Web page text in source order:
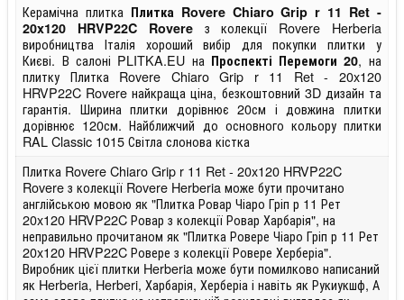
Керамічна плитка Плитка Rovere Chiaro Grip r 11 Ret -
20x120 HRVP22C Rovereз колекції Rovere Herberia
виробництва Італія хороший вибір для покупки плитки у
Києві. В салоні PLITKA.EU на Проспекті Перемоги 20, на
плитку Плитка Rovere Chiaro Grip r 11 Ret - 20x120
HRVP22C Rovere найкраща ціна, безкоштовний 3D дизайн та
гарантія. Ширина плитки дорівнює 20см і довжина плитки
дорівнює 120см. Найближчий до основного кольору плитки
RAL Classic 1015 Світла слонова кістка
Плитка Rovere Chiaro Grip r 11 Ret - 20x120 HRVP22C
Rovere з колекції Rovere Herberia може бути прочитано
англійською мовою як "Плитка Ровар Чіаро Гріп р 11 Рет
20x120 HRVP22C Ровар з колекції Ровар Харбарія", на
неправильно прочитаном як "Плитка Ровере Чіаро Гріп р 11 Рет
20x120 HRVP22C Ровере з колекції Ровере Херберіа".
Виробник цієї плитки Herberia може бути помилково написаний
як Herberia, Herberi, Харбарія, Херберіа і навіть як Рукиукшф, А